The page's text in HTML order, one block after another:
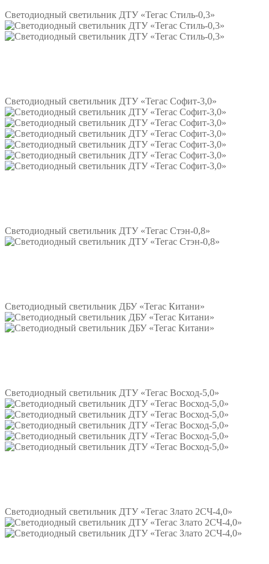
Светодиодный светильник ДТУ «Тегас Стиль-0,3»
Светодиодный светильник ДТУ «Тегас Софит-3,0»
Светодиодный светильник ДТУ «Тегас Стэн-0,8»
Светодиодный светильник ДБУ «Тегас Китани»
Светодиодный светильник ДТУ «Тегас Восход-5,0»
Светодиодный светильник ДТУ «Тегас Злато 2СЧ-4,0»